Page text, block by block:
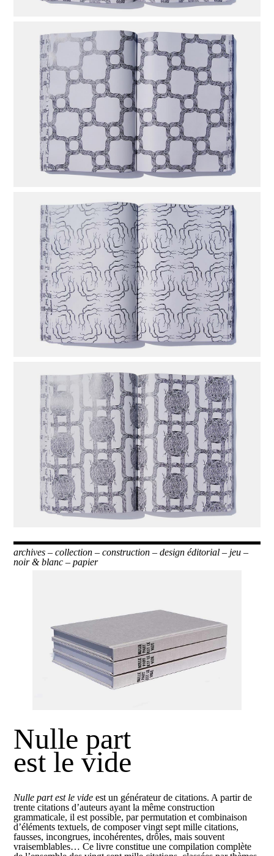
archives –collection –construction –design éditorial – jeu –
noir & blanc –papier
Nulle part
est le vide
Nulle part est le vide est un générateur de citations. A partir de
trente citations d’auteurs ayant la même construction
grammaticale, il est possible, par permutation et combinaison
d’éléments textuels, de composer vingt sept mille citations,
fausses, incongrues, incohérentes, drôles, mais souvent
vraisemblables… Ce livre constitue une compilation complète